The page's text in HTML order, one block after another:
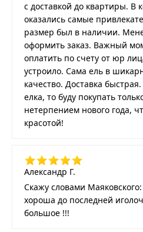
с доставкой до квартиры. В
оказались самые
размер был в наличии.
оформить заказ. Важный
оплатить по счету от юр
устроило. Сама ель в
качество. Доставка
елка, то буду покупать
нетерпением нового года,
красотой!
Александр Г.
Скажу словами
хороша до последней
большое !!!